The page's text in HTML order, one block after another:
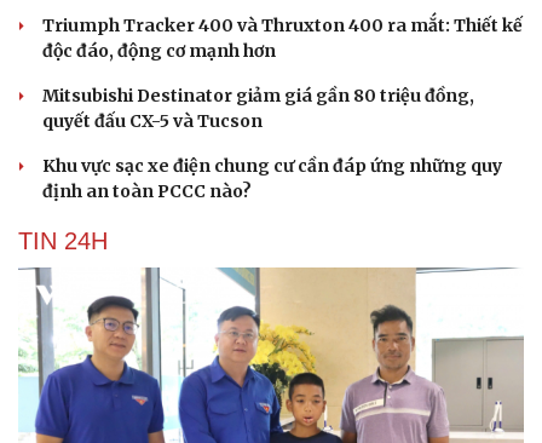
Tư vấn
Săn Tour
check-in
Đọc truyện đêm khuya
Cửa sổ tình yêu
Kể chuyện cho bé
Hạt giống tâm hồn
Triumph Tracker 400 và Thruxton 400 ra mắt: Thiết kế
độc đáo, động cơ mạnh hơn
Mitsubishi Destinator giảm giá gần 80 triệu đồng,
quyết đấu CX-5 và Tucson
Khu vực sạc xe điện chung cư cần đáp ứng những quy
định an toàn PCCC nào?
TIN 24H